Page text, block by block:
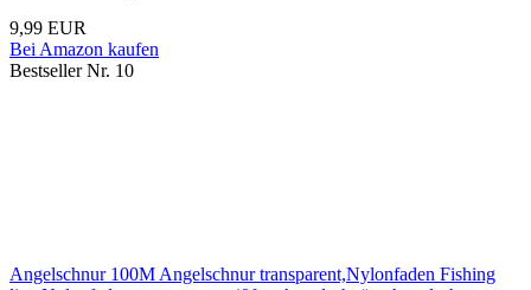
9,99 EUR
Bei Amazon kaufen
Bestseller Nr. 10
Angelschnur 100M Angelschnur transparent,Nylonfaden Fishing